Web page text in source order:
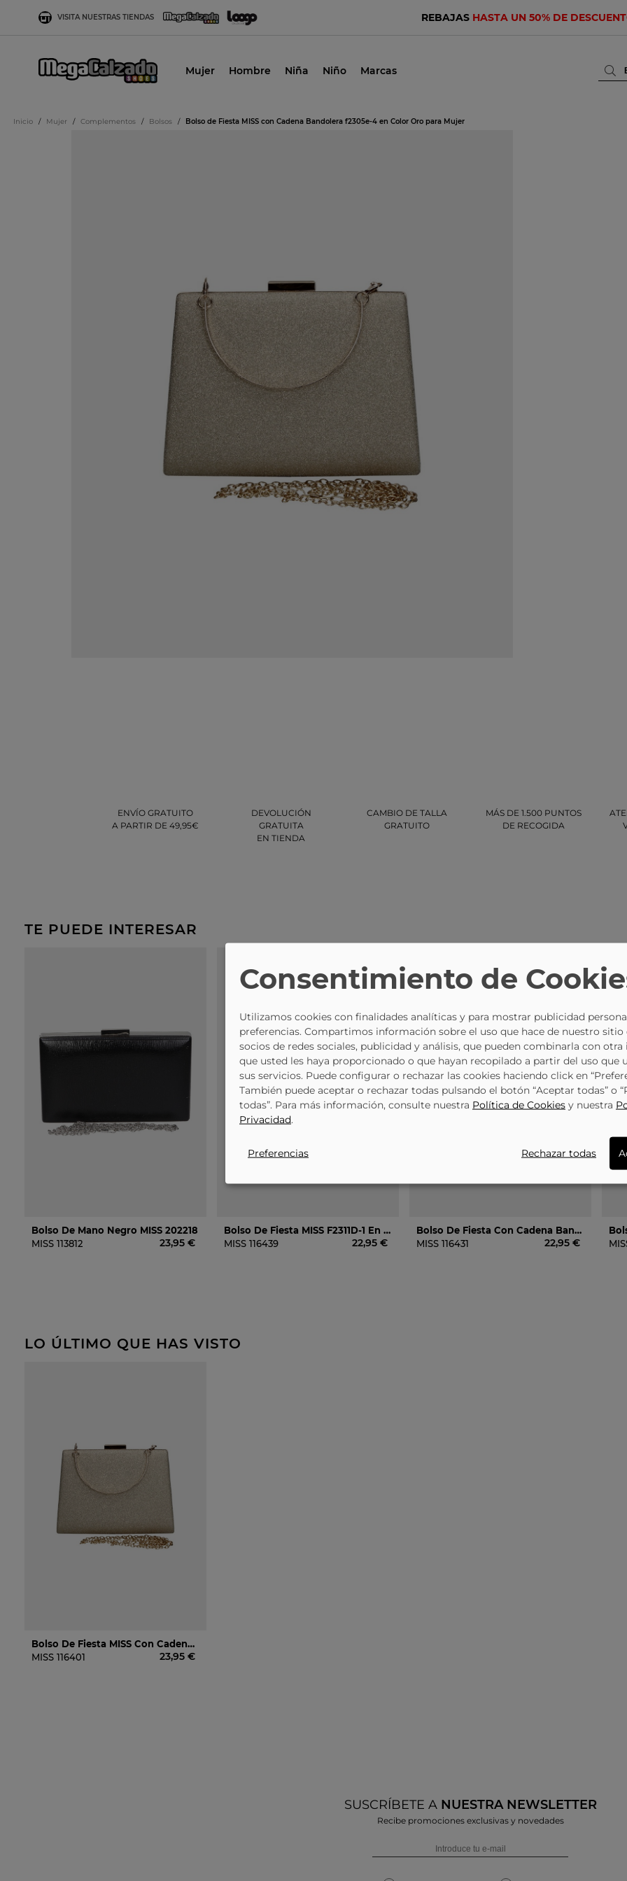
VISITA NUESTRAS TIENDAS REBAJAS HASTA UN 50% DE
Mujer Hombre Niña Niño Marcas
Inicio / Mujer / Complementos / Bolsos / Bolso de Fiesta MISS con Cadena Bandolera f2305e-4 en Color Oro para Mujer
ENVÍO GRATUITO
A PARTIR DE 49,95€
DEVOLUCIÓN
GRATUITA
EN TIENDA
CAMBIO DE TALLA
GRATUITO
MÁS DE 1.500 PUNTOS
DE RECOGIDA
TE PUEDE INTERESAR
Bolso De Mano Negro MISS 202218
MISS 113812 23,95 €
Bolso De Fiesta MISS F2311D-1 En Color Oro Para Mujer
MISS 116439 22,95 €
Bolso De Fiesta Con Cadena Bandolera MISS 202218 En Color Oro Para Mujer
MISS 116431 22,95 €
LO ÚLTIMO QUE HAS VISTO
Bolso De Fiesta MISS Con Cadena Bandolera F2305e-4 En Color Oro Para Mujer
MISS 116401 23,95 €
SUSCRÍBETE A NUESTRA NEWSLETTER
Recibe promociones exclusivas y novedades
Consentimiento de
Utilizamos cookies con finalidades analíticas y para mostrar publicidad
preferencias. Compartimos información sobre el uso que hace de nuestro sitio
socios de redes sociales, publicidad y análisis, que pueden combinarla con
que usted les haya proporcionado o que hayan recopilado a partir del uso que
sus servicios. Puede configurar o rechazar las cookies haciendo click en
También puede aceptar o rechazar todas pulsando el botón “Aceptar todas” o
todas”. Para más información, consulte nuestra Política de Cookies y nuestra
Privacidad.
Preferencias Rechazar todas